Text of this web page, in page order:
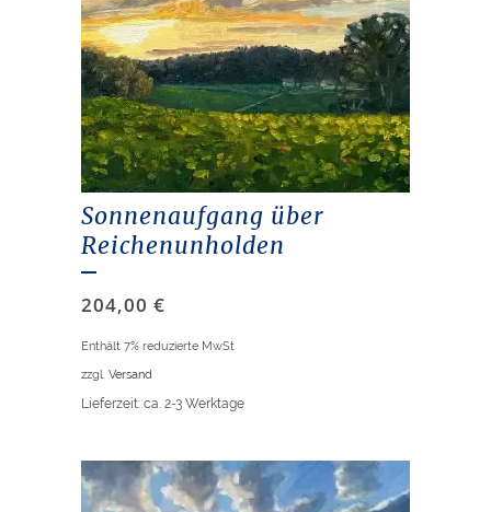
Sonnenaufgang über
Reichenunholden
204,00 €
Enthält 7% reduzierte MwSt
zzgl. Versand
Lieferzeit: ca. 2-3 Werktage